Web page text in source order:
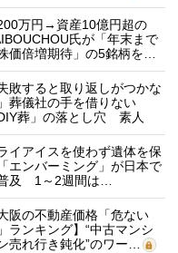
200万円→資産10億円超の
氏が「年末まで
価倍増期待」の5銘柄を…
失敗すると取り返しがつかな
葬儀社の手を借りない
DIY葬」の落とし穴 素人
イアイスを使わず遺体を保
エンバーミング」が日本で
及 1～2週間は…
大阪の不動産価格「危ない
ランキング】“中古マンシ
売れ行き鈍化”のワー…